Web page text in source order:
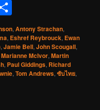
,Antony Strachan,
, Eshref Reybrouck, Ewan
,Jamie Bell,John Scougall,
Marianne McIvor,Martin
, Paul Giddings, Richard
,Tom Andrews,ซับไทย,